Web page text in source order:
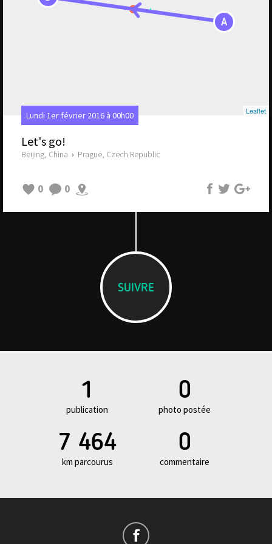
A
Leaflet
Lundi 1er février 2016 à 00h00
Let's go!
Beijing, China › Prague, Czech Republic
0 0
SUIVRE
1
publication
0
photo postée
7 464
km parcourus
0
commentaire